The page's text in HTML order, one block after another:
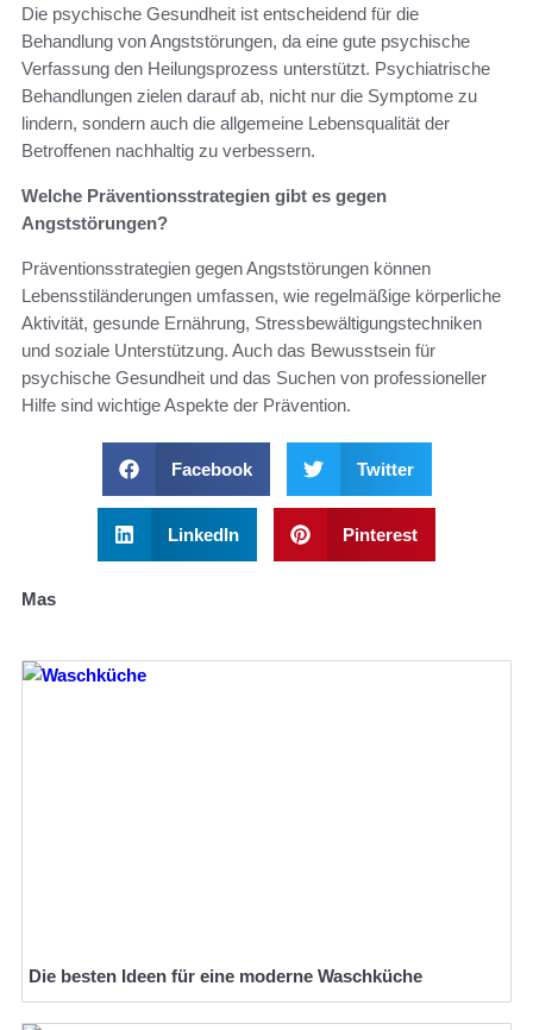
Die psychische Gesundheit ist entscheidend für die
Behandlung von Angststörungen, da eine gute psychische
Verfassung den Heilungsprozess unterstützt. Psychiatrische
Behandlungen zielen darauf ab, nicht nur die Symptome zu
lindern, sondern auch die allgemeine Lebensqualität der
Betroffenen nachhaltig zu verbessern.
Welche Präventionsstrategien gibt es gegen
Angststörungen?
Präventionsstrategien gegen Angststörungen können
Lebensstiländerungen umfassen, wie regelmäßige körperliche
Aktivität, gesunde Ernährung, Stressbewältigungstechniken
und soziale Unterstützung. Auch das Bewusstsein für
psychische Gesundheit und das Suchen von professioneller
Hilfe sind wichtige Aspekte der Prävention.
Facebook Twitter
LinkedIn Pinterest
Mas
Die besten Ideen für eine moderne Waschküche